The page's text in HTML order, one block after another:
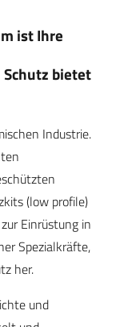
ist Ihre
bietet
Industrie.
(low profile)
Einrüstung in
Spezialkräfte,
her.
und